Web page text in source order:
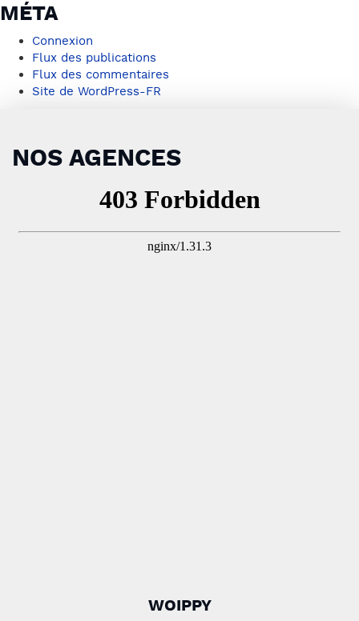
MÉTA
Connexion
Flux des publications
Flux des commentaires
Site de WordPress-FR
NOS AGENCES
WOIPPY